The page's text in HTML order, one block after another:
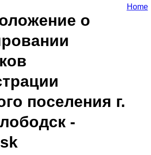
о
поселения г.
-
Home